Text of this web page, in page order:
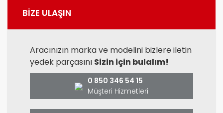
BİZE ULAŞIN
Aracınızın marka ve modelini bizlere iletin
yedek parçasını Sizin için bulalım!
0 850 346 54 15
Müşteri Hizmetleri